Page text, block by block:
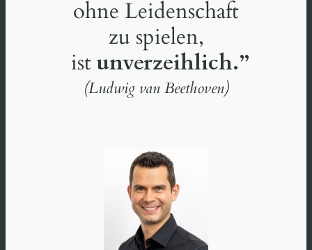
ohne Leidenschaft
zu spielen,
istunverzeihlich.”
(Ludwig van Beethoven)